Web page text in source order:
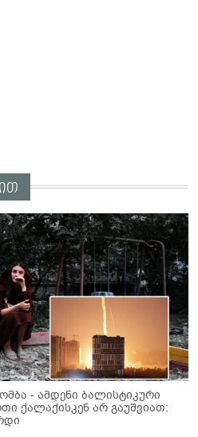
- ამდენი ბალისტიკური
ქალაქისკენ არ გაუშვიათ: